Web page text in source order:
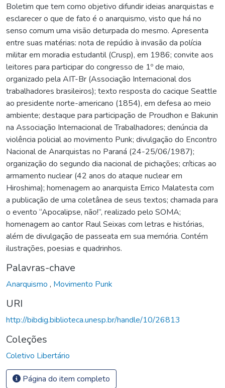
Boletim que tem como objetivo difundir ideias anarquistas e
esclarecer o que de fato é o anarquismo, visto que há no
senso comum uma visão deturpada do mesmo. Apresenta
entre suas matérias: nota de repúdio à invasão da polícia
militar em moradia estudantil (Crusp), em 1986; convite aos
leitores para participar do congresso de 1º de maio,
organizado pela AIT-Br (Associação Internacional dos
trabalhadores brasileiros); texto resposta do cacique Seattle
ao presidente norte-americano (1854), em defesa ao meio
ambiente; destaque para participação de Proudhon e Bakunin
na Associação Internacional de Trabalhadores; denúncia da
violência policial ao movimento Punk; divulgação do Encontro
Nacional de Anarquistas no Paraná (24-25/06/1987);
organização do segundo dia nacional de pichações; críticas ao
armamento nuclear (42 anos do ataque nuclear em
Hiroshima); homenagem ao anarquista Errico Malatesta com
a publicação de uma coletânea de seus textos; chamada para
o evento “Apocalipse, não!”, realizado pelo SOMA;
homenagem ao cantor Raul Seixas com letras e histórias,
além de divulgação de passeata em sua memória. Contém
ilustrações, poesias e quadrinhos.
Palavras-chave
Anarquismo , Movimento Punk
URI
http://bibdig.biblioteca.unesp.br/handle/10/26813
Coleções
Coletivo Libertário
Página do item completo